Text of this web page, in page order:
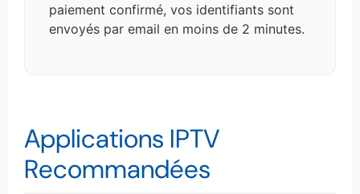
paiement confirmé, vos identifiants sont
envoyés par email en moins de 2 minutes.
Applications IPTV
Recommandées